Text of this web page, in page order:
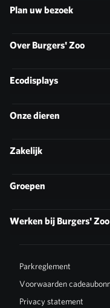
Plan uw bezoek
Over Burgers' Zoo
Ecodisplays
Onze dieren
Zakelijk
Groepen
Werken bij Burgers' Zoo
Parkreglement
Voorwaarden
Privacy statement